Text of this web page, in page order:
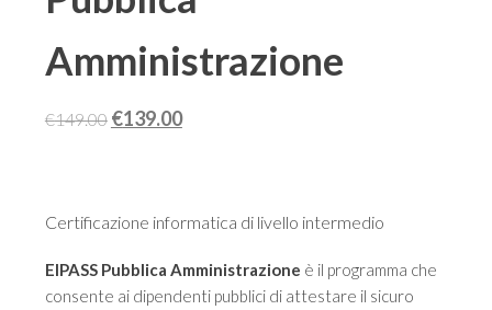
Amministrazione
€149.00 Il
€139.00Il
Certificazione informatica di livello intermedio
EIPASS Pubblica Amministrazione è il programma che
consente ai dipendenti pubblici di attestare il sicuro